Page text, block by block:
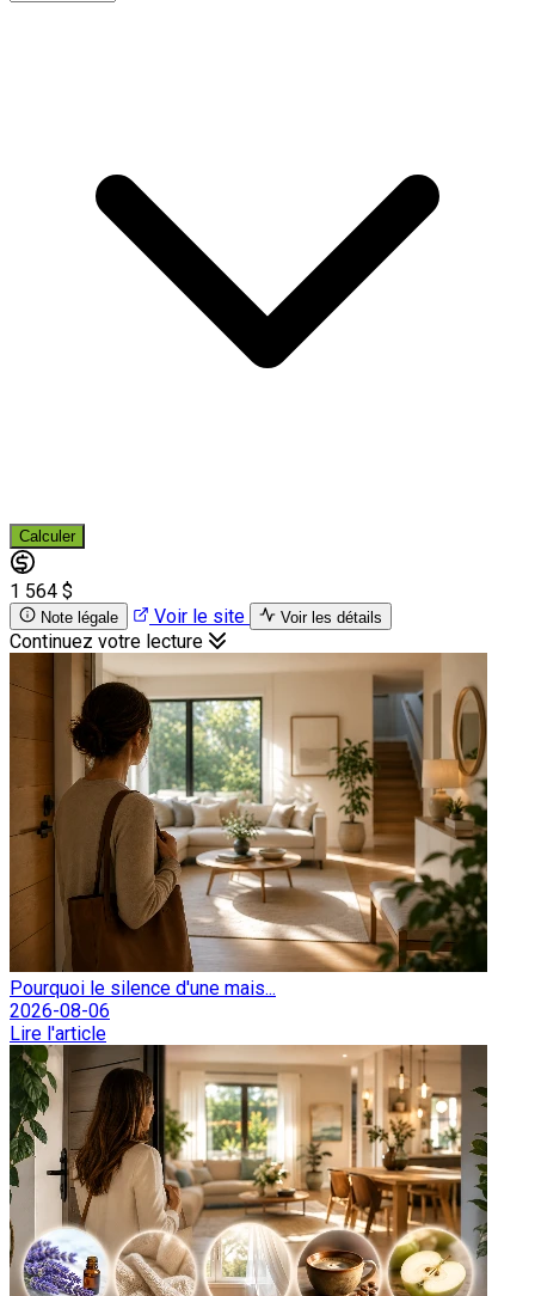
Calculer
1 564 $
Note légale Voir le site Voir les détails
Continuez votre lecture
Pourquoi le silence d'une mais...
2026-08-06
Lire l'article